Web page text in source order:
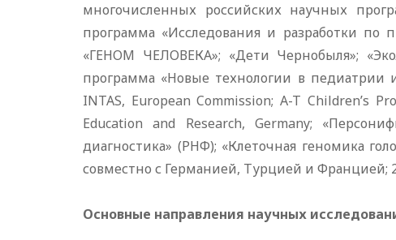
многочисленных российских научных
программа «Исследования и разработки по
«ГЕНОМ ЧЕЛОВЕКА»; «Дети Чернобыля»;
программа «Новые технологии в педиатрии
INTAS, European Commission; A-T Children’s
Education and Research, Germany;
диагностика» (РНФ); «Клеточная геномика
совместно с Германией, Турцией и Францией;
Основные направления научных